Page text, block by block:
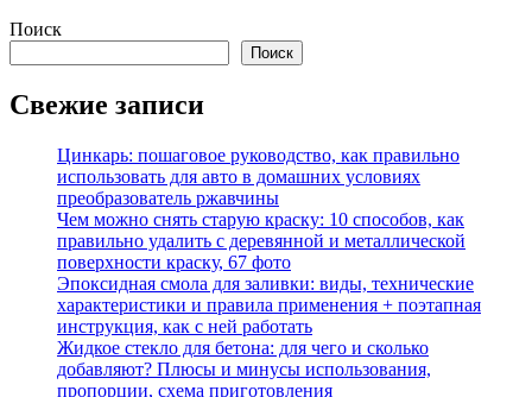
Поиск
Поиск
Свежие записи
Цинкарь: пошаговое руководство, как правильно
использовать для авто в домашних условиях
преобразователь ржавчины
Чем можно снять старую краску: 10 способов, как
правильно удалить с деревянной и металлической
поверхности краску, 67 фото
Эпоксидная смола для заливки: виды, технические
характеристики и правила применения + поэтапная
инструкция, как с ней работать
Жидкое стекло для бетона: для чего и сколько
добавляют? Плюсы и минусы использования,
пропорции, схема приготовления